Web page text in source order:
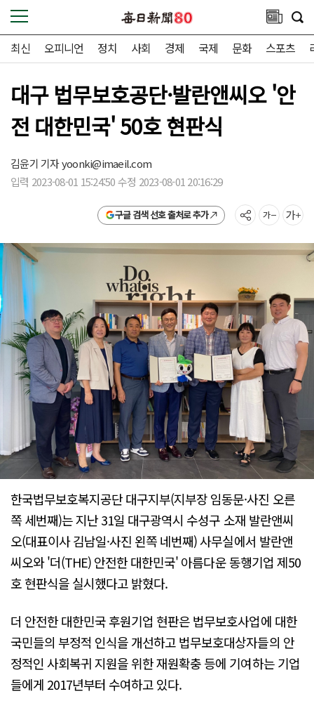
최신 오피니언 정치 사회 경제 국제 문화 스포츠
대구 법무보호공단·발란앤씨오 '안
전 대한민국' 50호 현판식
김윤기 기자yoonki@imaeil.com
입력 2023-08-01 15:24:50 수정 2023-08-01 20:16:29
구글 검색 선호 출처로 추가
한국법무보호복지공단 대구지부(지부장 임동문·사진 오른
쪽 세번째)는 지난 31일 대구광역시 수성구 소재 발란앤씨
오(대표이사 김남일·사진 왼쪽 네번째) 사무실에서 발란앤
씨오와 '더(THE) 안전한 대한민국' 아름다운 동행기업 제50
호 현판식을 실시했다고 밝혔다.
더 안전한 대한민국 후원기업 현판은 법무보호사업에 대한
국민들의 부정적 인식을 개선하고 법무보호대상자들의 안
정적인 사회복귀 지원을 위한 재원확충 등에 기여하는 기업
들에게 2017년부터 수여하고 있다.